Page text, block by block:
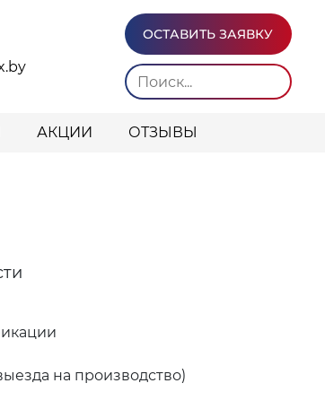
ОСТАВИТЬ ЗАЯВКУ
АКЦИИ ОТЗЫВЫ
на производство)